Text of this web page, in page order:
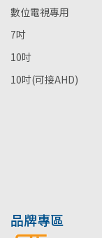
數位電視專用
7吋
10吋
10吋(可接AHD)
品牌專區